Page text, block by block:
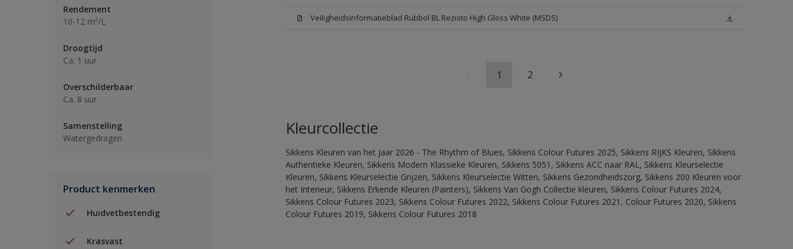
Rendement
10-12 m²/L
Droogtijd
Ca. 1 uur
Overschilderbaar
Ca. 8 uur
Samenstelling
Watergedragen
Product kenmerken
Huidvetbestendig
Krasvast
Veiligheidsinformatieblad Rubbol BL Rezisto High Gloss White (MSDS)
1 2
Kleurcollectie
Sikkens Kleuren van het Jaar 2026 - The Rhythm of Blues, Sikkens Colour Futures 2025, Sikkens RIJKS Kleuren, Sikkens
Authentieke Kleuren, Sikkens Modern Klassieke Kleuren, Sikkens 5051, Sikkens ACC naar RAL, Sikkens Kleurselectie
Kleuren, Sikkens Kleurselectie Grijzen, Sikkens Kleurselectie Witten, Sikkens Gezondheidszorg, Sikkens 200 Kleuren voor
het Interieur, Sikkens Erkende Kleuren (Painters), Sikkens Van Gogh Collectie kleuren, Sikkens Colour Futures 2024,
Sikkens Colour Futures 2023, Sikkens Colour Futures 2022, Sikkens Colour Futures 2021, Colour Futures 2020, Sikkens
Colour Futures 2019, Sikkens Colour Futures 2018